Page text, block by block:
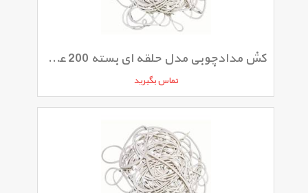
کش مدادچوبی مدل حلقه ای بسته 200 عددی
تماس بگیرید